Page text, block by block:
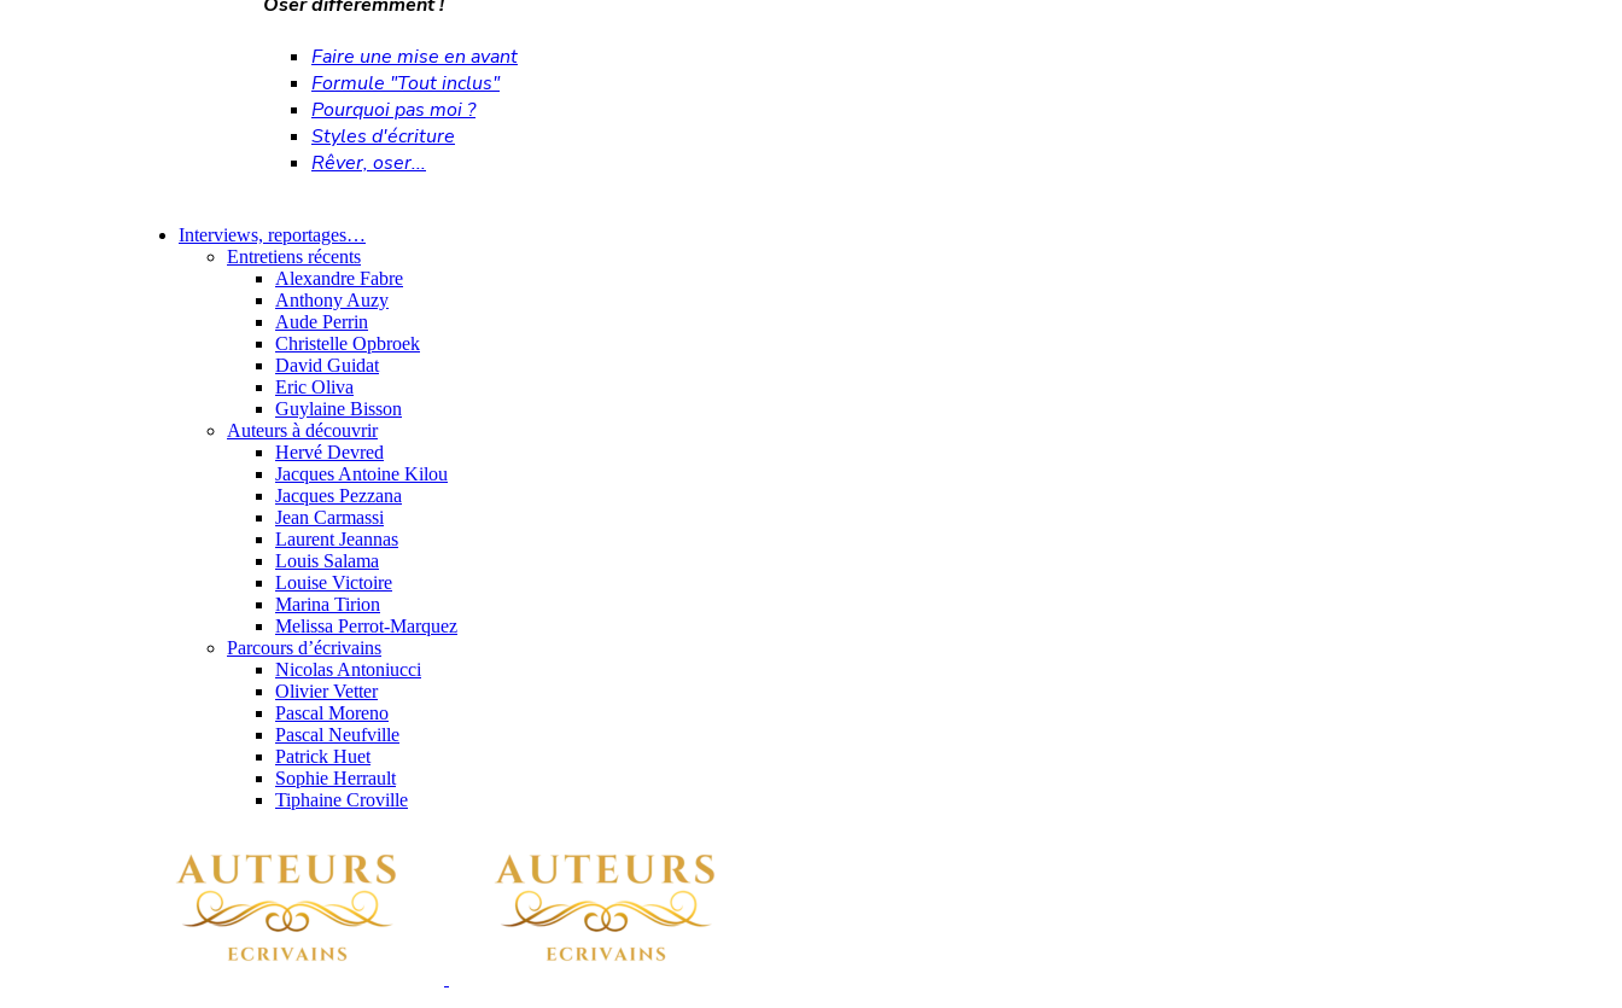
Faire une mise en avant
Formule "Tout inclus"
Pourquoi pas moi ?
Styles d'écriture
Rêver, oser...
Interviews, reportages…
Entretiens récents
Alexandre Fabre
Anthony Auzy
Aude Perrin
Christelle Opbroek
David Guidat
Eric Oliva
Guylaine Bisson
Auteurs à découvrir
Hervé Devred
Jacques Antoine Kilou
Jacques Pezzana
Jean Carmassi
Laurent Jeannas
Louis Salama
Louise Victoire
Marina Tirion
Melissa Perrot-Marquez
Parcours d’écrivains
Nicolas Antoniucci
Olivier Vetter
Pascal Moreno
Pascal Neufville
Patrick Huet
Sophie Herrault
Tiphaine Croville